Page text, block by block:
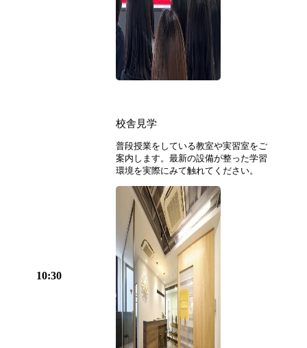
10:30
校舎見学
普段授業をしている教室や実習室をご
案内します。最新の設備が整った学習
環境を実際にみて触れてください。